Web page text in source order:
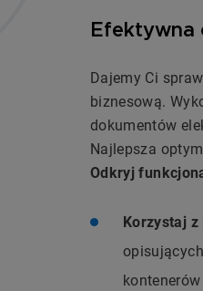
Efektywna
Dajemy Ci
biznesową.
dokumentów
Najlepsza
Odkryj
Korzystaj
kontenerów